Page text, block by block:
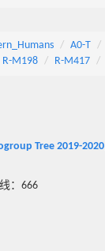
A0-T
R-M198 R-M417
Tree 2019-2020
：666